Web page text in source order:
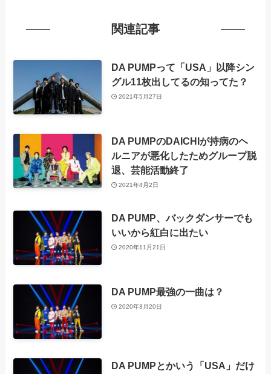
関連記事
DA PUMPって「USA」以降シン
グル11枚出してるの知ってた？
2021年5月27日
DA PUMPのDAICHIが持病のヘ
ルニアが悪化したためグループ脱
退、芸能活動終了
2021年4月2日
DA PUMP、バックダンサーでも
いいから紅白に出たい
2020年11月21日
DA PUMP最強の一曲は？
2020年3月20日
DA PUMPとかいう「USA」だけ